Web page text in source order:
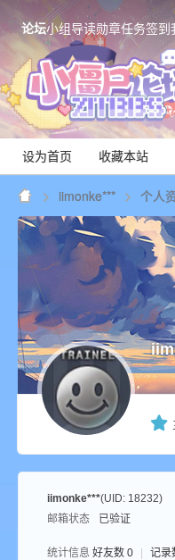
论坛小组导读勋章任务签到
设为首页 收藏本站
Mi
ne
iimonke*** 个人
iimonke***(UID: 18232)
邮箱状态
已验证
统计信息 好友数 0 记录